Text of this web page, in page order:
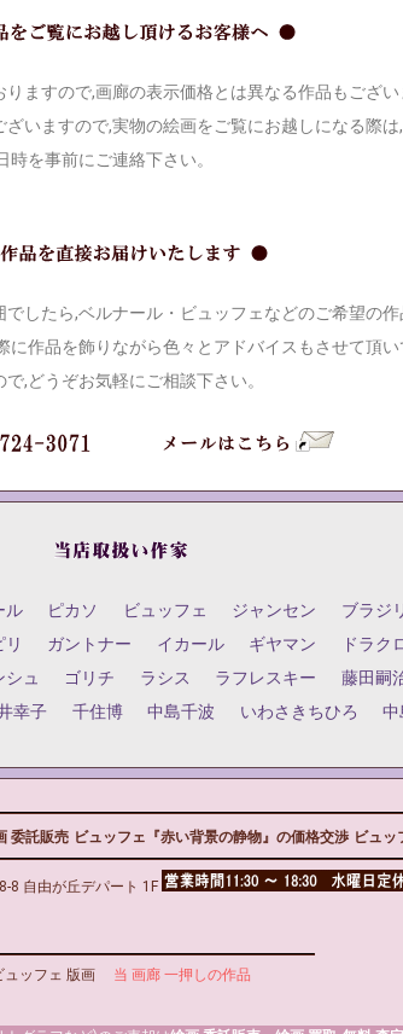
ますので,画廊の表示価格とは異なる作品もござい
いますので,実物の絵画をご覧にお越しになる際は,
を事前にご連絡下さい。
したら,ベルナール・ビュッフェなどのご希望の作
に作品を飾りながら色々とアドバイスもさせて頂い
,どうぞお気軽にご相談下さい。
ル ピカソ ビュッフェ ジャンセン ブラジ
リ ガントナー イカール ギヤマン ドラク
シュ ゴリチ ラシス ラフレスキー 藤田嗣
幸子 千住博 中島千波 いわさきちひろ 中
委託販売 ビュッフェ『赤い背景の静物』の価格交渉 ビュッ
8 自由が丘デパート 1F
ュッフェ 版画 当 画廊 一押しの作品